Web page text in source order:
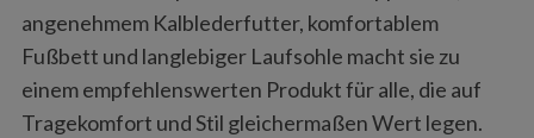
angenehmem Kalblederfutter, komfortablem
Fußbett und langlebiger Laufsohle macht sie zu
einem empfehlenswerten Produkt für alle, die auf
Tragekomfort und Stil gleichermaßen Wert legen.